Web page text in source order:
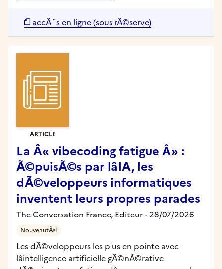
accÃ¨s en ligne (sous rÃ©serve)
ARTICLE
La Â« vibecoding fatigue Â» :
Ã©puisÃ©s par lâIA, les
dÃ©veloppeurs informatiques
inventent leurs propres parades
The Conversation France, Editeur- 28/07/2026
NouveautÃ©
Les dÃ©veloppeurs les plus en pointe avec
lâintelligence artificielle gÃ©nÃ©rative